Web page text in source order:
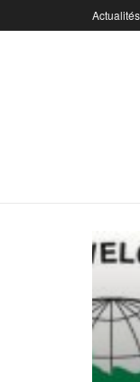
Actualités